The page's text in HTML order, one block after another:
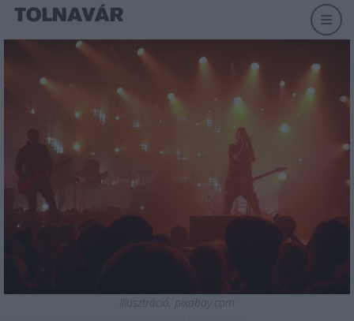
Illusztráció, pixabay.com